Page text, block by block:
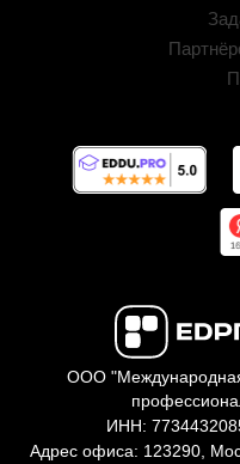
ООО
ИНН:
Адрес офиса: 123290,